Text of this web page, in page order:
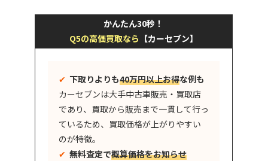
かんたん30秒！
Q5の高価買取なら 【カーセブン】
✔︎ 下取りよりも40万円以上お得な例も
カーセブンは大手中古車販売・買取店
であり、買取から販売まで一貫して行っ
ているため、買取価格が上がりやすい
のが特徴。
✔︎ 無料査定で概算価格をお知らせ